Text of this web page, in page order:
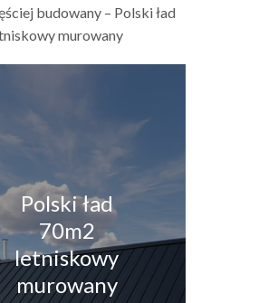
budowany – Polski ład
murowany
Polski ład
70m2
letniskowy
murowany